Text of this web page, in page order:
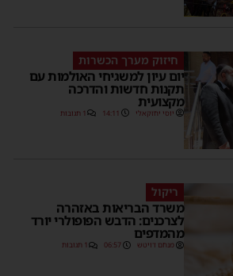
חיזוק מערך הכשרות
יום עיון למשגיחי האולמות עם
תקנות חדשות והדרכה
מקצועית
יוסי יחזקאלי 14:11 1 תגובות
ריקול
משרד הבריאות באזהרה
לצרכנים: הדבש הפופולרי יורד
מהמדפים
מנחם דויטש 06:57 1 תגובות